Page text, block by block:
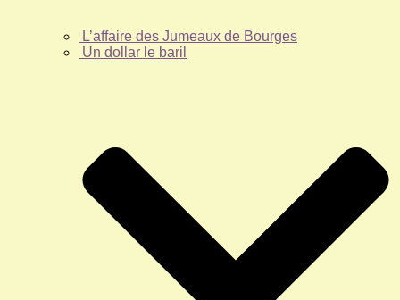
L’affaire des Jumeaux de Bourges
Un dollar le baril